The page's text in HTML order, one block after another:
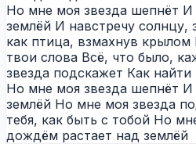
Но мне моя звезда шепнёт
землёй И навстречу солнцу,
как птица, взмахнув
твои слова Всё, что было,
звезда подскажет Как найти
Но мне моя звезда шепнёт
землёй Но мне моя звезда
тебя, как быть с тобой Но
дождём растает над землёй